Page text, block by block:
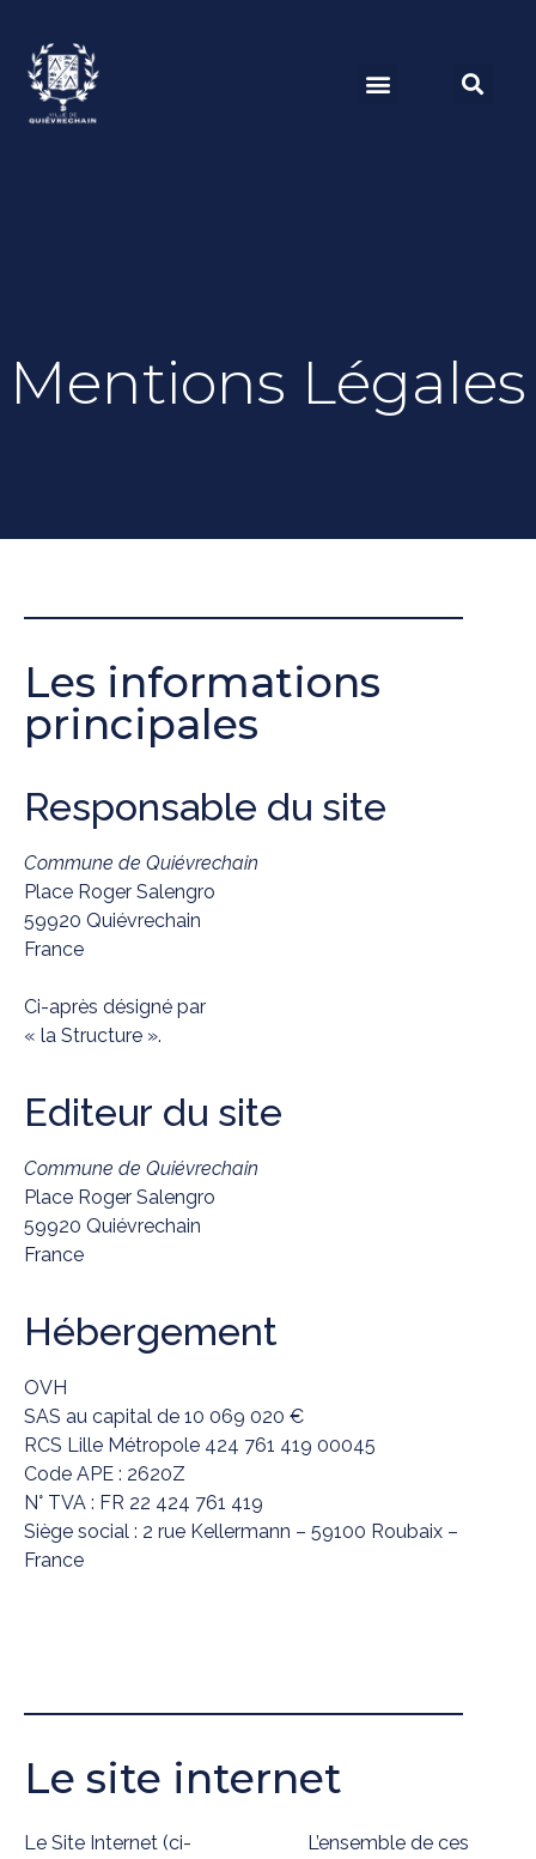
Mentions Légales
Les informations
principales
Responsable du site
Commune de Quiévrechain
Place Roger Salengro
59920 Quiévrechain
France
Ci-après désigné par
« la Structure ».
Editeur du site
Commune de Quiévrechain
Place Roger Salengro
59920 Quiévrechain
France
Hébergement
OVH
SAS au capital de 10 069 020 €
RCS Lille Métropole 424 761 419 00045
Code APE : 2620Z
N° TVA : FR 22 424 761 419
Siège social : 2 rue Kellermann – 59100 Roubaix –
France
Le site internet
Le Site Internet (ci-
L’ensemble de ces